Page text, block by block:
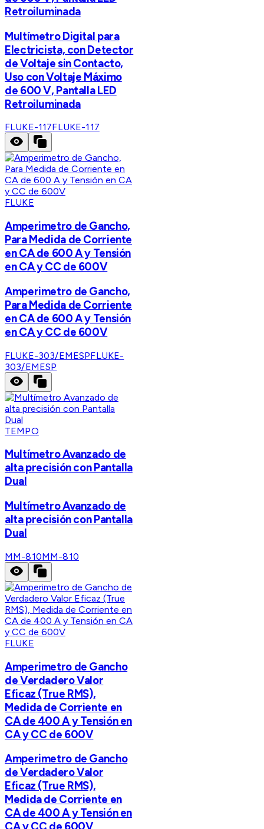
Retroiluminada
Multímetro Digital para
Electricista, con Detector
de Voltaje sin Contacto,
Uso con Voltaje Máximo
de 600 V, Pantalla LED
Retroiluminada
FLUKE-117FLUKE-117
FLUKE
Amperimetro de Gancho,
Para Medida de Corriente
en CA de 600 A y Tensión
en CA y CC de 600V
Amperimetro de Gancho,
Para Medida de Corriente
en CA de 600 A y Tensión
en CA y CC de 600V
FLUKE-303/EMESPFLUKE-
303/EMESP
TEMPO
Multímetro Avanzado de
alta precisión con Pantalla
Dual
Multímetro Avanzado de
alta precisión con Pantalla
Dual
MM-810MM-810
FLUKE
Amperimetro de Gancho
de Verdadero Valor
Eficaz (True RMS),
Medida de Corriente en
CA de 400 A y Tensión en
CA y CC de 600V
Amperimetro de Gancho
de Verdadero Valor
Eficaz (True RMS),
Medida de Corriente en
CA de 400 A y Tensión en